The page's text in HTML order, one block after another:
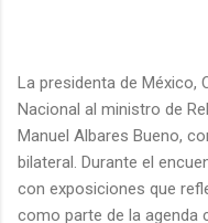
La presidenta de México,
Nacional al ministro de
Manuel Albares Bueno,
bilateral. Durante el
con exposiciones que
como parte de la agenda